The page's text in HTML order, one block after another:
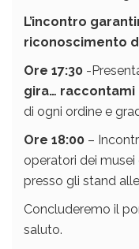
L’incontro
riconoscimento
Ore 17:30 -
gira… raccontami
di ogni ordine e
Ore 18:00 –
operatori dei
presso gli stand
Concluderemo il
saluto.